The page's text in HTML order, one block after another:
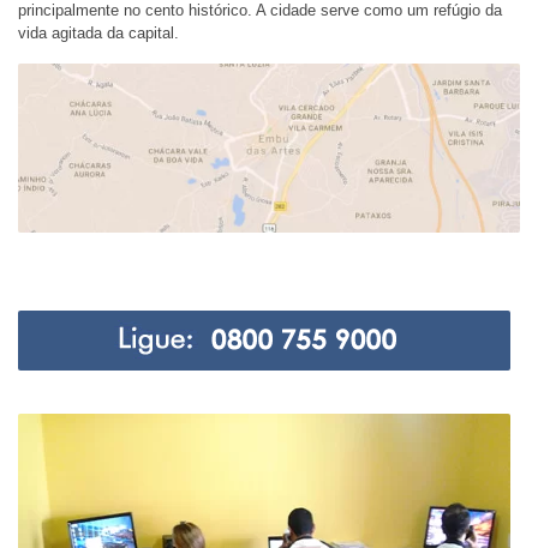
principalmente no cento histórico. A cidade serve como um refúgio da
vida agitada da capital.